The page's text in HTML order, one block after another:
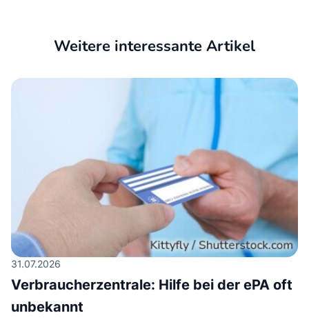
Weitere interessante Artikel
31.07.2026
Verbraucherzentrale: Hilfe bei der ePA oft
unbekannt